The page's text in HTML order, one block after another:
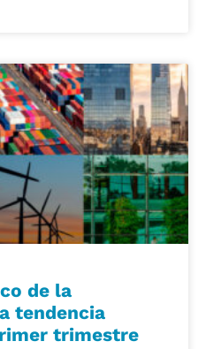
de la
tendencia
trimestre